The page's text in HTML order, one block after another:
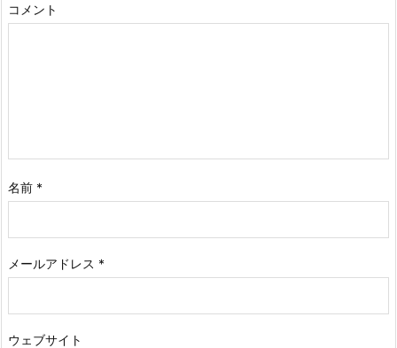
コメント
名前 *
メールアドレス *
ウェブサイト